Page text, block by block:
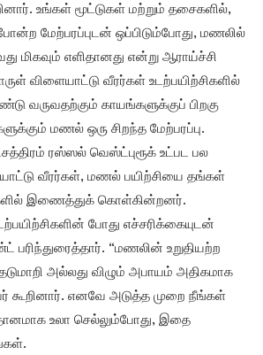
உங்கள் மூட்டுகள் மற்றும் தசைகளில்,
மேற்பரப்புடன் ஒப்பிடும்போது, மணலில்
மிகவும் எளிதானது என்று ஆராய்ச்சி
விளையாட்டு வீரர்கள் உடற்பயிற்சிகளில்
வருவதற்கும் காயங்களுக்குப் பிறகு
மணல் ஒரு சிறந்த மேற்பரப்பு.
ரஸ்ஸல் வெஸ்ட்புரூக் உட்பட பல
வீரர்கள், மணல் பயிற்சியை தங்கள்
இணைத்துக் கொள்கின்றனர்.
போது எச்சரிக்கையுடன்
பரிந்துரைத்தார். “மணலின் உறுதியற்ற
அல்லது விழும் அபாயம் அதிகமாக
கூறினார். எனவே அடுத்த முறை நீங்கள்
உலா செல்லும்போது, இதை